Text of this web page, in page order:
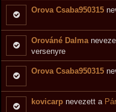
Orova Csaba950315
Orováné Dalma
versenyre
Orova Csaba950315
kovicarp nevezett a